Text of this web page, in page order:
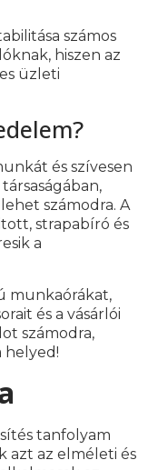
számos
hiszen az
üzleti
és szívesen
számodra. A
strapabíró és
a
munkaórákat,
és a vásárlói
számodra,
helyed!
tanfolyam
azt az elméleti és